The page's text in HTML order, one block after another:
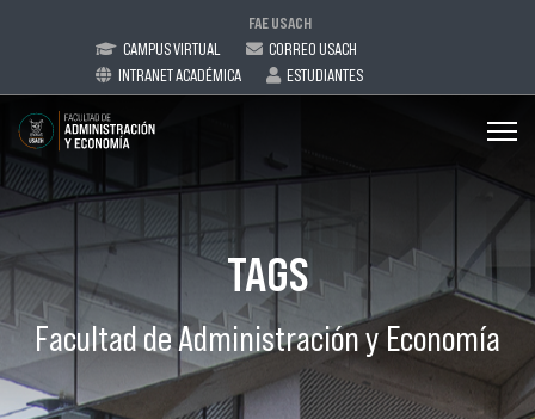
FAE USACH
CAMPUS VIRTUAL
CORREO USACH
INTRANET ACADÉMICA
ESTUDIANTES
TAGS
Facultad de Administración y Economía